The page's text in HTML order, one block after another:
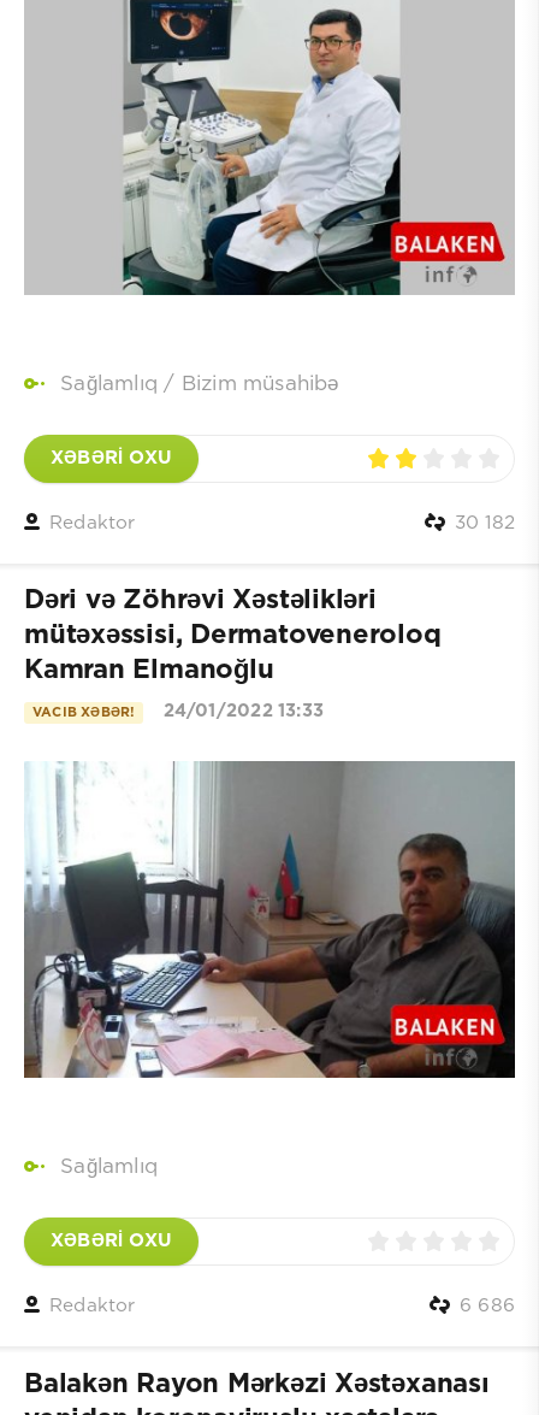
Sağlamlıq / Bizim müsahibə
XƏBƏRİ OXU
Redaktor 30 182
Dəri və Zöhrəvi Xəstəlikləri
mütəxəssisi, Dermatoveneroloq
Kamran Elmanoğlu
VACIB XƏBƏR! 24/01/2022 13:33
Sağlamlıq
XƏBƏRİ OXU
Redaktor 6 686
Balakən Rayon Mərkəzi Xəstəxanası